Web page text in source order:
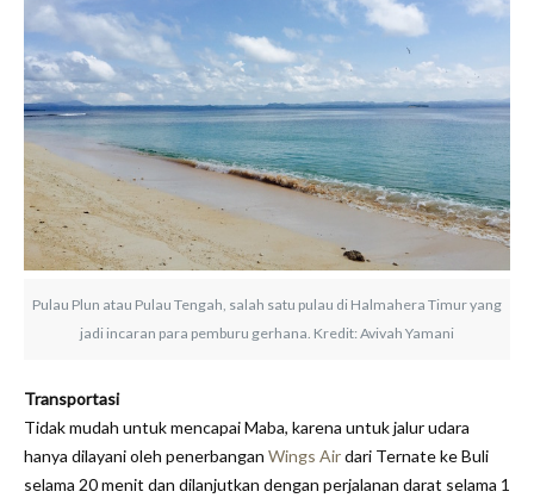
Pulau Plun atau Pulau Tengah, salah satu pulau di Halmahera Timur yang
jadi incaran para pemburu gerhana. Kredit: Avivah Yamani
Transportasi
Tidak mudah untuk mencapai Maba, karena untuk jalur udara
hanya dilayani oleh penerbangan Wings Airdari Ternate ke Buli
selama 20 menit dan dilanjutkan dengan perjalanan darat selama 1